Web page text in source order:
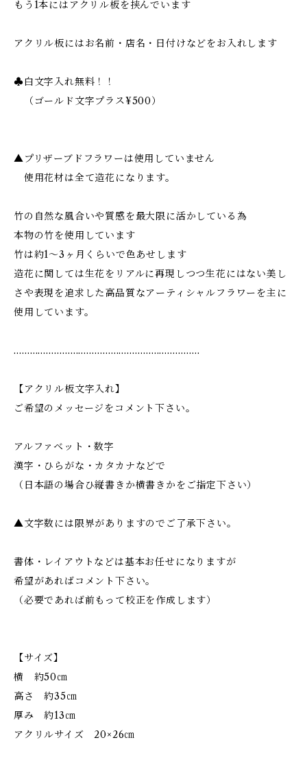
もう1本にはアクリル板を挟んでいます
アクリル板にはお名前・店名・日付けなどをお入れします
♣︎白文字入れ無料！！
（ゴールド文字プラス¥500）
▲プリザーブドフラワーは使用していません
使用花材は全て造花になります。
竹の自然な風合いや質感を最大限に活かしている為
本物の竹を使用しています
竹は約1〜3ヶ月くらいで色あせします
造花に関しては生花をリアルに再現しつつ生花にはない美し
さや表現を追求した高品質なアーティシャルフラワーを主に
使用しています。
……………………………………………………………
【アクリル板文字入れ】
ご希望のメッセージをコメント下さい。
アルファベット・数字
漢字・ひらがな・カタカナなどで
（日本語の場合ひ縦書きか横書きかをご指定下さい）
▲文字数には限界がありますのでご了承下さい。
書体・レイアウトなどは基本お任せになりますが
希望があればコメント下さい。
（必要であれば前もって校正を作成します）
【サイズ】
横 約50㎝
高さ 約35㎝
厚み 約13㎝
アクリルサイズ 20×26㎝